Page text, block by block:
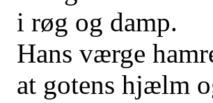
i røg og damp.
Hans værge
at gotens hjælm